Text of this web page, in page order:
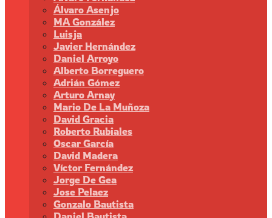
Álvaro Asenjo
MA González
Luisja
Javier Hernández
Daniel Arroyo
Alberto Borreguero
Adrián Gómez
Arturo Arnay
Mario De La Muñoza
David Gracia
Roberto Rubiales
Oscar García
David Madera
Víctor Fernández
Jorge De Gea
Jose Pelaez
Gonzalo Bautista